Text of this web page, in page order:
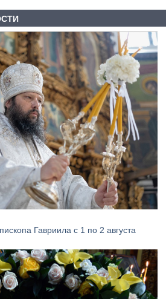
Гавриила с 1 по 2 августа